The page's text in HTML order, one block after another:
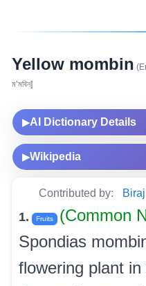
Yellow mombin
ম’মবিন]
▶AI Dictionary Details
▶Wikipedia
Contributed by:
1. Fruits
(Common
Spondias
flowering plant